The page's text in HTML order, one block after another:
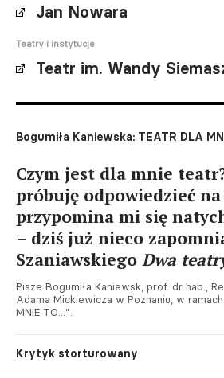
Jan Nowara
Teatry i instytucje
Teatr im. Wandy
Bogumiła Kaniewska: TEATR DLA
Czym jest dla mnie
próbuję odpowiedzieć
przypomina mi się
– dziś już nieco
Szaniawskiego Dwa
Pisze Bogumiła Kaniewsk, prof. dr hab.,
Adama Mickiewicza w Poznaniu, w
MNIE TO...”.
Krytyk storturowany